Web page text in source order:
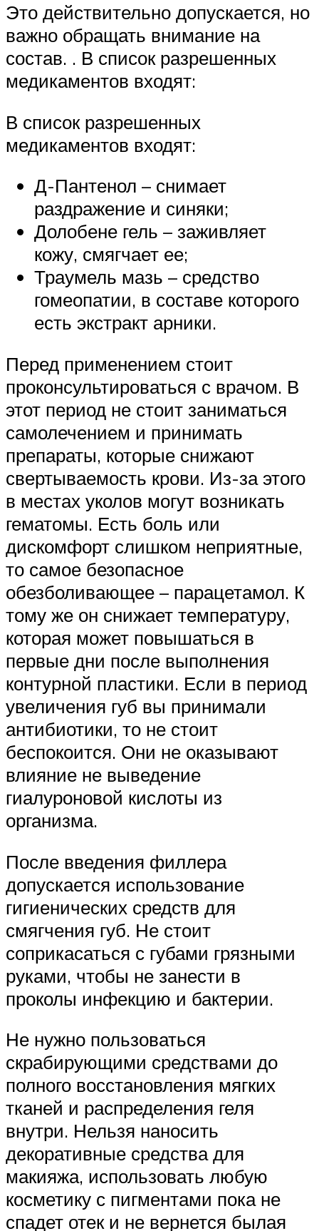
Это действительно допускается, но
важно обращать внимание на
состав. . В список разрешенных
медикаментов входят:
В список разрешенных
медикаментов входят:
Д-Пантенол – снимает
раздражение и синяки;
Долобене гель – заживляет
кожу, смягчает ее;
Траумель мазь – средство
гомеопатии, в составе которого
есть экстракт арники.
Перед применением стоит
проконсультироваться с врачом. В
этот период не стоит заниматься
самолечением и принимать
препараты, которые снижают
свертываемость крови. Из-за этого
в местах уколов могут возникать
гематомы. Есть боль или
дискомфорт слишком неприятные,
то самое безопасное
обезболивающее – парацетамол. К
тому же он снижает температуру,
которая может повышаться в
первые дни после выполнения
контурной пластики. Если в период
увеличения губ вы принимали
антибиотики, то не стоит
беспокоится. Они не оказывают
влияние не выведение
гиалуроновой кислоты из
организма.
После введения филлера
допускается использование
гигиенических средств для
смягчения губ. Не стоит
соприкасаться с губами грязными
руками, чтобы не занести в
проколы инфекцию и бактерии.
Не нужно пользоваться
скрабирующими средствами до
полного восстановления мягких
тканей и распределения геля
внутри. Нельзя наносить
декоративные средства для
макияжа, использовать любую
косметику с пигментами пока не
спадет отек и не вернется былая